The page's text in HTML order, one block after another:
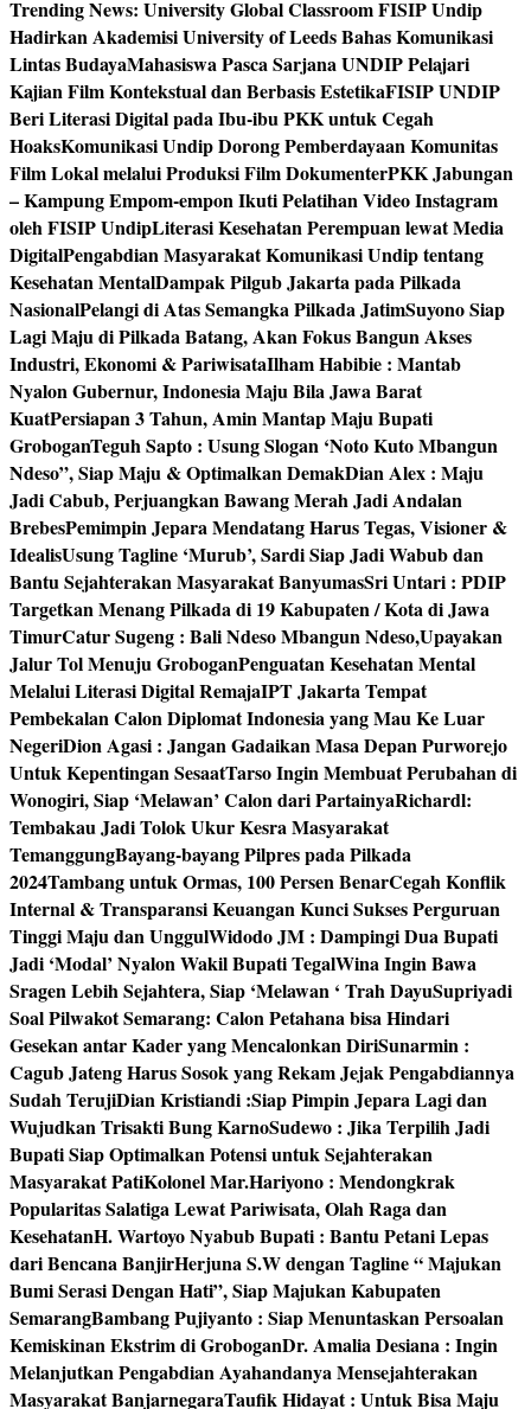
Trending News: University Global Classroom FISIP Undip
Hadirkan Akademisi University of Leeds Bahas Komunikasi
Lintas BudayaMahasiswa Pasca Sarjana UNDIP Pelajari
Kajian Film Kontekstual dan Berbasis EstetikaFISIP UNDIP
Beri Literasi Digital pada Ibu-ibu PKK untuk Cegah
HoaksKomunikasi Undip Dorong Pemberdayaan Komunitas
Film Lokal melalui Produksi Film DokumenterPKK Jabungan
– Kampung Empom-empon Ikuti Pelatihan Video Instagram
oleh FISIP UndipLiterasi Kesehatan Perempuan lewat Media
DigitalPengabdian Masyarakat Komunikasi Undip tentang
Kesehatan MentalDampak Pilgub Jakarta pada Pilkada
NasionalPelangi di Atas Semangka Pilkada JatimSuyono Siap
Lagi Maju di Pilkada Batang, Akan Fokus Bangun Akses
Industri, Ekonomi & PariwisataIlham Habibie : Mantab
Nyalon Gubernur, Indonesia Maju Bila Jawa Barat
KuatPersiapan 3 Tahun, Amin Mantap Maju Bupati
GroboganTeguh Sapto : Usung Slogan ‘Noto Kuto Mbangun
Ndeso”, Siap Maju & Optimalkan DemakDian Alex : Maju
Jadi Cabub, Perjuangkan Bawang Merah Jadi Andalan
BrebesPemimpin Jepara Mendatang Harus Tegas, Visioner &
IdealisUsung Tagline ‘Murub’, Sardi Siap Jadi Wabub dan
Bantu Sejahterakan Masyarakat BanyumasSri Untari : PDIP
Targetkan Menang Pilkada di 19 Kabupaten / Kota di Jawa
TimurCatur Sugeng : Bali Ndeso Mbangun Ndeso,Upayakan
Jalur Tol Menuju GroboganPenguatan Kesehatan Mental
Melalui Literasi Digital RemajaIPT Jakarta Tempat
Pembekalan Calon Diplomat Indonesia yang Mau Ke Luar
NegeriDion Agasi : Jangan Gadaikan Masa Depan Purworejo
Untuk Kepentingan SesaatTarso Ingin Membuat Perubahan di
Wonogiri, Siap ‘Melawan’ Calon dari PartainyaRichardl:
Tembakau Jadi Tolok Ukur Kesra Masyarakat
TemanggungBayang-bayang Pilpres pada Pilkada
2024Tambang untuk Ormas, 100 Persen BenarCegah Konflik
Internal & Transparansi Keuangan Kunci Sukses Perguruan
Tinggi Maju dan UnggulWidodo JM : Dampingi Dua Bupati
Jadi ‘Modal’ Nyalon Wakil Bupati TegalWina Ingin Bawa
Sragen Lebih Sejahtera, Siap ‘Melawan ‘ Trah DayuSupriyadi
Soal Pilwakot Semarang: Calon Petahana bisa Hindari
Gesekan antar Kader yang Mencalonkan DiriSunarmin :
Cagub Jateng Harus Sosok yang Rekam Jejak Pengabdiannya
Sudah TerujiDian Kristiandi :Siap Pimpin Jepara Lagi dan
Wujudkan Trisakti Bung KarnoSudewo : Jika Terpilih Jadi
Bupati Siap Optimalkan Potensi untuk Sejahterakan
Masyarakat PatiKolonel Mar.Hariyono : Mendongkrak
Popularitas Salatiga Lewat Pariwisata, Olah Raga dan
KesehatanH. Wartoyo Nyabub Bupati : Bantu Petani Lepas
dari Bencana BanjirHerjuna S.W dengan Tagline “ Majukan
Bumi Serasi Dengan Hati”, Siap Majukan Kabupaten
SemarangBambang Pujiyanto : Siap Menuntaskan Persoalan
Kemiskinan Ekstrim di GroboganDr. Amalia Desiana : Ingin
Melanjutkan Pengabdian Ayahandanya Mensejahterakan
Masyarakat BanjarnegaraTaufik Hidayat : Untuk Bisa Maju